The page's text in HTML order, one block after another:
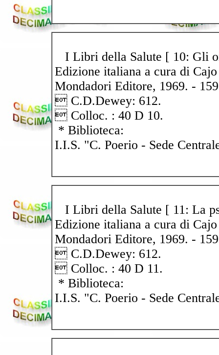
I Libri della Salute [ 10: Gli
Edizione italiana a cura di
Mondadori Editore, 1969. -
 C.D.Dewey: 612.
 Colloc. : 40 D 10.
* Biblioteca:
I.I.S. "C. Poerio - Sede
I Libri della Salute [ 11: La
Edizione italiana a cura di
Mondadori Editore, 1969. -
 C.D.Dewey: 612.
 Colloc. : 40 D 11.
* Biblioteca:
I.I.S. "C. Poerio - Sede